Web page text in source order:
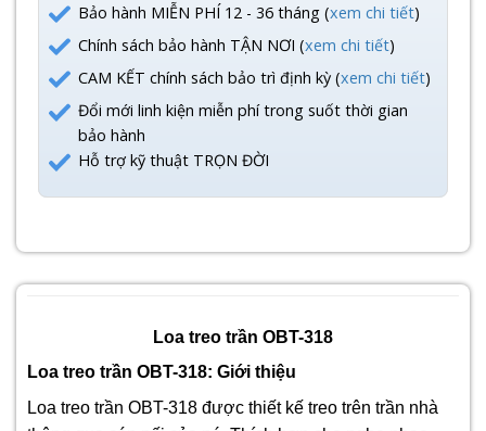
Bảo hành MIỄN PHÍ 12 - 36 tháng (xem chi tiết)
Chính sách bảo hành TẬN NƠI (xem chi tiết)
CAM KẾT chính sách bảo trì định kỳ (xem chi tiết)
Đổi mới linh kiện miễn phí trong suốt thời gian
bảo hành
Hỗ trợ kỹ thuật TRỌN ĐỜI
Loa treo trần OBT-318
Loa treo trần OBT-318: Giới thiệu
Loa treo trần OBT-318 được thiết kế treo trên trần nhà